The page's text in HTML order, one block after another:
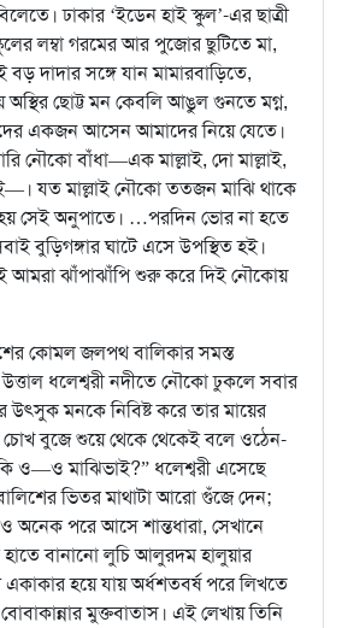
ঢাকার ‘ইডেন হাই স্কুল’-এর ছাত্রী
লম্বা গরমের আর পুজোর ছুটিতে মা,
দাদার সঙ্গে যান মামারবাড়িতে,
ছোট্ট মন কেবলি আঙুল গুনতে মগ্ন,
একজন আসেন আমাদের নিয়ে যেতে।
নৌকো বাঁধা—এক মাল্লাই, দো মাল্লাই,
যত মাল্লাই নৌকো ততজন মাঝি থাকে
সেই অনুপাতে। …পরদিন ভোর না হতে
বুড়িগঙ্গার ঘাটে এসে উপস্থিত হই।
আমরা ঝাঁপাঝাঁপি শুরু করে দিই নৌকোয়
কোমল জলপথ বালিকার সমস্ত
ধলেশ্বরী নদীতে নৌকো ঢুকলে সবার
উৎসুক মনকে নিবিষ্ট করে তার মায়ের
চোখ বুজে শুয়ে থেকে থেকেই বলে ওঠেন-
ও—ও মাঝিভাই?” ধলেশ্বরী এসেছে
ভিতর মাথাটা আরো গুঁজে দেন;
অনেক পরে আসে শান্তধারা, সেখানে
হাতে বানানো লুচি আলুরদম হালুয়ার
একাকার হয়ে যায় অর্ধশতবর্ষ পরে লিখতে
মুক্তবাতাস। এই লেখায় তিনি